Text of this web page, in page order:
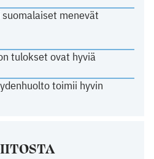
menevät
tulokset ovat hyviä
toimii hyvin